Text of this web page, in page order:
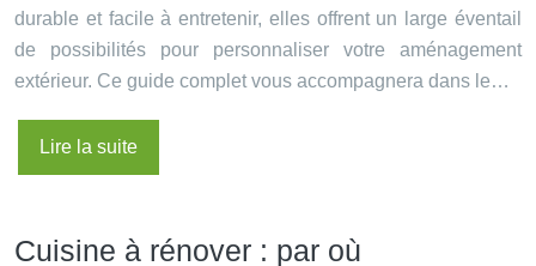
durable et facile à entretenir, elles offrent un large éventail
de possibilités pour personnaliser votre aménagement
extérieur. Ce guide complet vous accompagnera dans le…
Lire la suite
Cuisine à rénover : par où